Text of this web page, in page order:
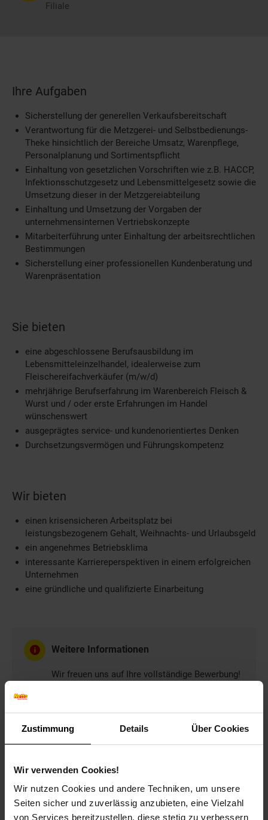
Zustimmung Details Über Cookies
Wir verwenden Cookies!
Wir nutzen Cookies und andere Techniken, um unsere
Seiten sicher und zuverlässig anzubieten, eine Vielzahl
von Services bereitzustellen, diese stetig zu verbessern
Filiale
Ihre Aufgaben
Sicherstellung der generellen Verkaufsbereitschaft
Verantwortung für die Metzgerei- und Selbstbedienungs-
Theke hinsichtlich der Bereiche Umsatz, Warenpflege,
Personalplanung und Sortimentspflicht
Einhaltung von gesetzlichen Vorschriften wie z.B. HACCP,
Infektionsschutzgesetz und Lebensmittelgesetz sowie die
Umsetzung dieser in der Metzgereiabteilung
Einhaltung und Umsetzung der Vorgaben der
unternehmensinternen Vertriebskonzepte
Mitarbeiterführung unter Einhaltung der arbeitsrechtlichen
Bestimmungen
Sicherstellung einer professionellen Kundenberatung und
Warenpräsentation
Sie bieten
eine abgeschlossene Berufsausbildung im
Lebensmitteleinzelhandel, idealerweise zum
Fleischereifachverkäufer (m/w/d)
mehrjährige Berufserfahrung im Warenbereich Fleisch &
Wurst und / oder erste Erfahrungen im Handel
wünschenswert
ausgeprägtes service- und kundenorientiertes Denken
Durchsetzungsvermögen und Führungskompetenz
Wir bieten
einen krisensicheren Arbeitsplatz bei
leistungsbezogenem Gehalt, Weihnachts- und Urlaubsgeld
ein angenehmes Betriebsklima
interessante Karriereperspektiven in einem erfolgreichen
Unternehmen
eine gründliche und qualifizierte Einarbeitung
Weitere Informationen
Wir freuen uns auf Ihre vollständige Bewerbung!
Gehaltsvorstellung an.